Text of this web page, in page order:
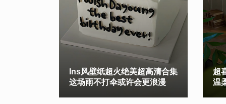
Ins风壁纸超火绝美超高清合集
这场雨不打伞或许会更浪漫
超
温